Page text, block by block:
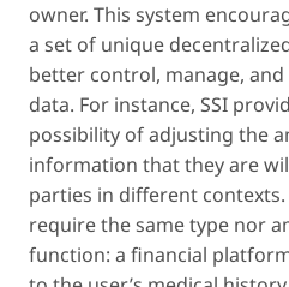
owner. This system
a set of unique
better control, manage,
data. For instance, SSI
possibility of adjusting the
information that they are
parties in different
require the same type nor
function: a financial